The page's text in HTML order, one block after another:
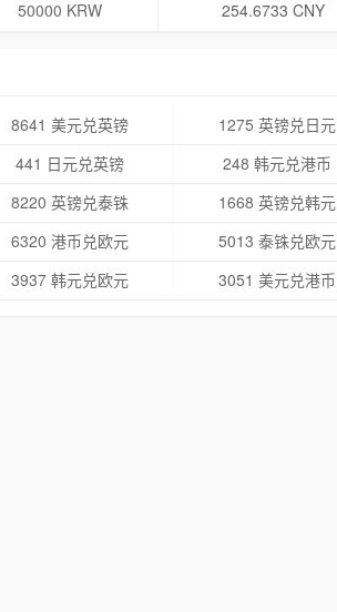
50000 KRW 254.6733 CNY
8641 美元兑英镑
1275 英镑兑日元
441 日元兑英镑
248 韩元兑港币
8220 英镑兑泰铢
1668 英镑兑韩元
6320 港币兑欧元
5013 泰铢兑欧元
3937 韩元兑欧元 3051 美元兑港币